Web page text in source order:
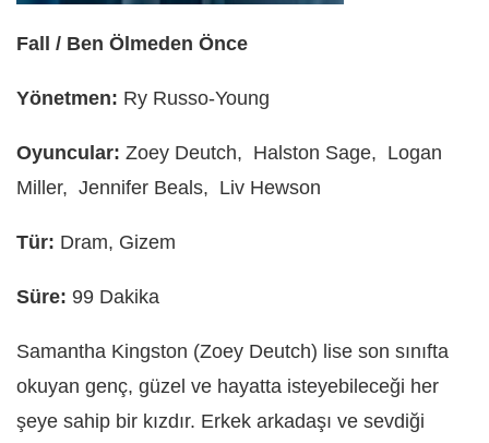
Fall / Ben Ölmeden Önce
Yönetmen: Ry Russo-Young
Oyuncular: Zoey Deutch, Halston Sage, Logan
Miller, Jennifer Beals, Liv Hewson
Tür: Dram, Gizem
Süre: 99 Dakika
Samantha Kingston (Zoey Deutch) lise son sınıfta
okuyan genç, güzel ve hayatta isteyebileceği her
şeye sahip bir kızdır. Erkek arkadaşı ve sevdiği